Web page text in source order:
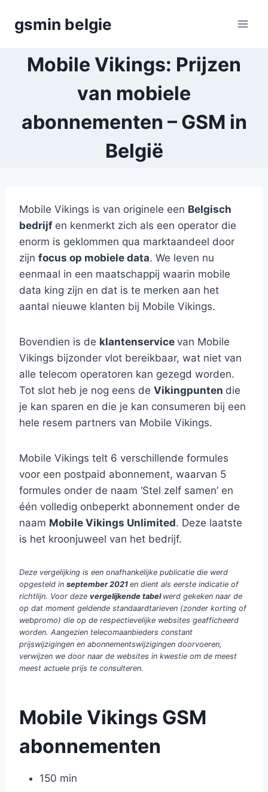
gsmin belgie
Mobile Vikings: Prijzen
van mobiele
abonnementen – GSM in
België
Mobile Vikings is van originele een Belgisch
bedrijf en kenmerkt zich als een operator die
enorm is geklommen qua marktaandeel door
zijn focus op mobiele data. We leven nu
eenmaal in een maatschappij waarin mobile
data king zijn en dat is te merken aan het
aantal nieuwe klanten bij Mobile Vikings.
Bovendien is de klantenservice van Mobile
Vikings bijzonder vlot bereikbaar, wat niet van
alle telecom operatoren kan gezegd worden.
Tot slot heb je nog eens de Vikingpunten die
je kan sparen en die je kan consumeren bij een
hele resem partners van Mobile Vikings.
Mobile Vikings telt 6 verschillende formules
voor een postpaid abonnement, waarvan 5
formules onder de naam ‘Stel zelf samen’ en
één volledig onbeperkt abonnement onder de
naam Mobile Vikings Unlimited. Deze laatste
is het kroonjuweel van het bedrijf.
Deze vergelijking is een onafhankelijke publicatie die werd
opgesteld in september 2021 en dient als eerste indicatie of
richtlijn. Voor deze vergelijkende tabel werd gekeken naar de
op dat moment geldende standaardtarieven (zonder korting of
webpromo) die op de respectievelijke websites geafficheerd
worden. Aangezien telecomaanbieders constant
prijswijzigingen en abonnementswijzigingen doorvoeren,
verwijzen we door naar de websites in kwestie om de meest
meest actuele prijs te consulteren.
Mobile Vikings GSM
abonnementen
150 min